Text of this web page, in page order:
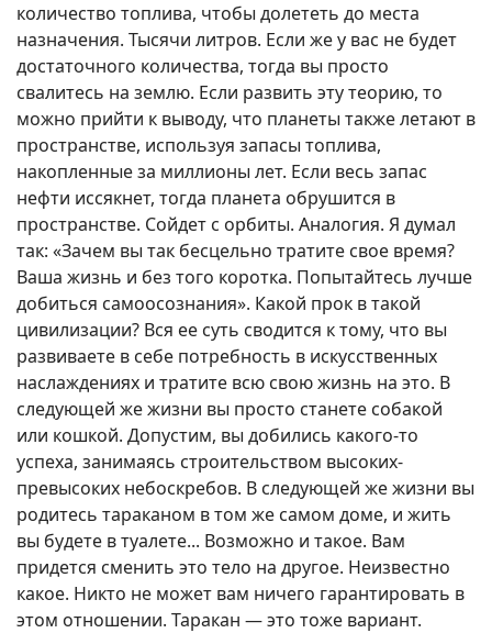
количество топлива, чтобы долететь до места
назначения. Тысячи литров. Если же у вас не будет
достаточного количества, тогда вы просто
свалитесь на землю. Если развить эту теорию, то
можно прийти к выводу, что планеты также летают в
пространстве, используя запасы топлива,
накопленные за миллионы лет. Если весь запас
нефти иссякнет, тогда планета обрушится в
пространстве. Сойдет с орбиты. Аналогия. Я думал
так: «Зачем вы так бесцельно тратите свое время?
Ваша жизнь и без того коротка. Попытайтесь лучше
добиться самоосознания». Какой прок в такой
цивилизации? Вся ее суть сводится к тому, что вы
развиваете в себе потребность в искусственных
наслаждениях и тратите всю свою жизнь на это. В
следующей же жизни вы просто станете собакой
или кошкой. Допустим, вы добились какого-то
успеха, занимаясь строительством высоких-
превысоких небоскребов. В следующей же жизни вы
родитесь тараканом в том же самом доме, и жить
вы будете в туалете... Возможно и такое. Вам
придется сменить это тело на другое. Неизвестно
какое. Никто не может вам ничего гарантировать в
этом отношении. Таракан — это тоже вариант.